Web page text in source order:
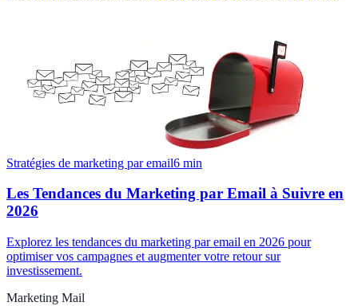
Stratégies de marketing par email6 min
Les Tendances du Marketing par Email à Suivre en
2026
Explorez les tendances du marketing par email en 2026 pour
optimiser vos campagnes et augmenter votre retour sur
investissement.
Marketing Mail